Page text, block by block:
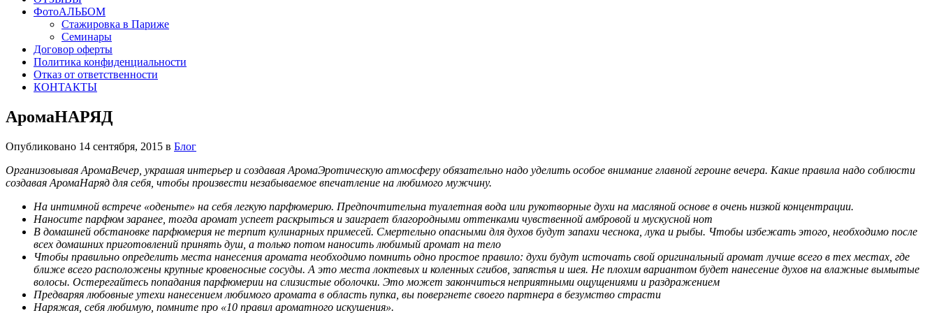
ФотоАЛЬБОМ
Стажировка в Париже
Семинары
Договор оферты
Политика конфиденциальности
Отказ от ответственности
КОНТАКТЫ
АромаНАРЯД
Опубликовано 14 сентября, 2015 в Блог
Организовывая АромаВечер, украшая интерьер и создавая АромаЭротическую атмосферу обязательно надо уделить особое внимание главной героине вечера. Какие правила надо соблюсти
создавая АромаНаряд для себя, чтобы произвести незабываемое впечатление на любимого мужчину.
На интимной встрече «оденьте» на себя легкую парфюмерию. Предпочтительна туалетная вода или рукотворные духи на масляной основе в очень низкой концентрации.
Наносите парфюм заранее, тогда аромат успеет раскрыться и заиграет благородными оттенками чувственной амбровой и мускусной нот
В домашней обстановке парфюмерия не терпит кулинарных примесей. Смертельно опасными для духов будут запахи чеснока, лука и рыбы. Чтобы избежать этого, необходимо после
всех домашних приготовлений принять душ, а только потом наносить любимый аромат на тело
Чтобы правильно определить места нанесения аромата необходимо помнить одно простое правило: духи будут источать свой оригинальный аромат лучше всего в тех местах, где
ближе всего расположены крупные кровеносные сосуды. А это места локтевых и коленных сгибов, запястья и шея. Не плохим вариантом будет нанесение духов на влажные вымытые
волосы. Остерегайтесь попадания парфюмерии на слизистые оболочки. Это может закончиться неприятными ощущениями и раздражением
Предваряя любовные утехи нанесением любимого аромата в область пупка, вы повергнете своего партнера в безумство страсти
Наряжая, себя любимую, помните про «10 правил ароматного искушения».